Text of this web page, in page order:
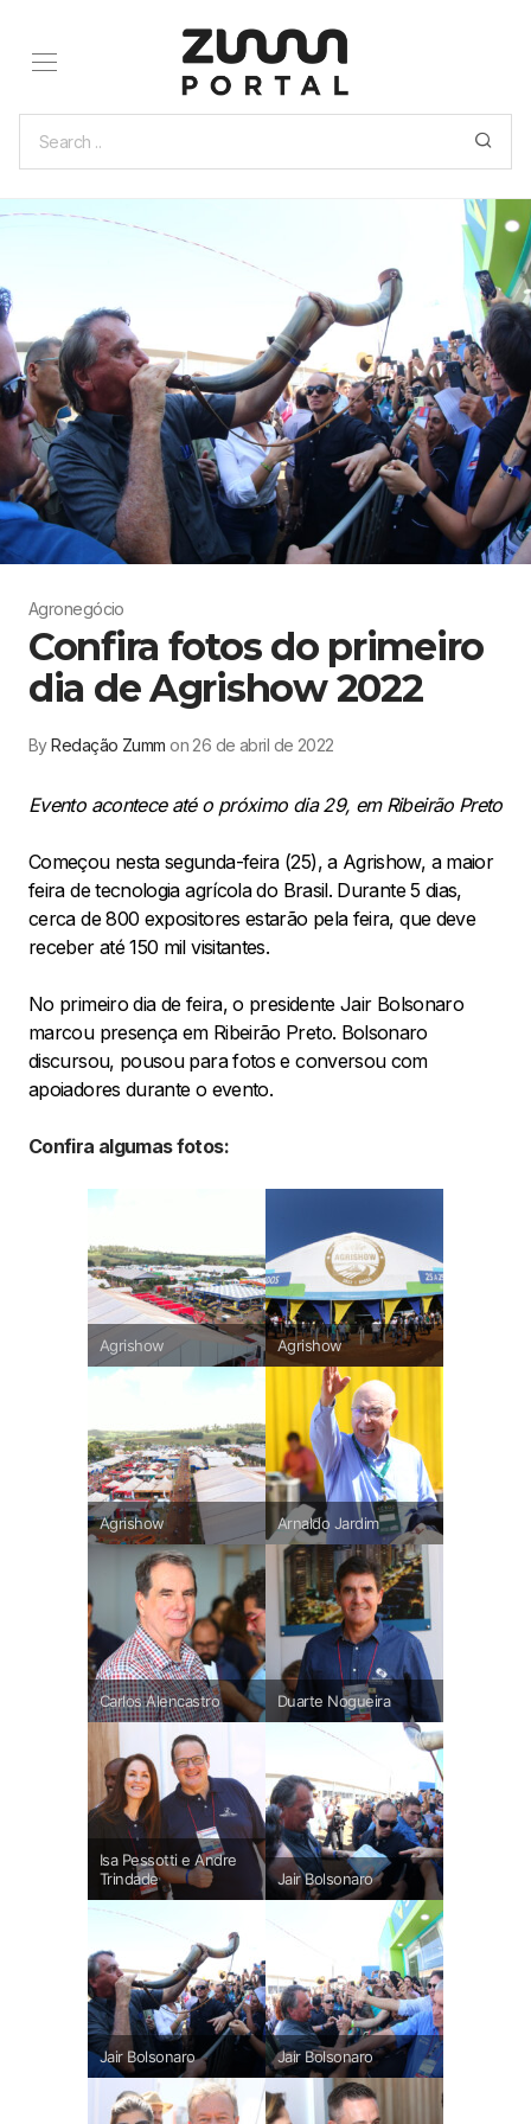
Agronegócio
Confira fotos do primeiro
dia de Agrishow 2022
ByRedação Zumm on 26 de abril de 2022
Evento acontece até o próximo dia 29, em Ribeirão Preto
Começou nesta segunda-feira (25), a Agrishow, a maior
feira de tecnologia agrícola do Brasil. Durante 5 dias,
cerca de 800 expositores estarão pela feira, que deve
receber até 150 mil visitantes.
No primeiro dia de feira, o presidente Jair Bolsonaro
marcou presença em Ribeirão Preto. Bolsonaro
discursou, pousou para fotos e conversou com
apoiadores durante o evento.
Confira algumas fotos:
Agrishow Agrishow
Agrishow Arnaldo Jardim
Carlos Alencastro Duarte Nogueira
Isa Pessotti e Andre
Trindade
Jair Bolsonaro
Jair Bolsonaro Jair Bolsonaro